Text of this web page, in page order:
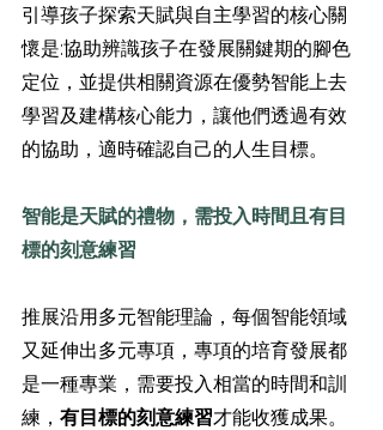
引導孩子探索天賦與自主學習的核心關
懷是:協助辨識孩子在發展關鍵期的腳色
定位，並提供相關資源在優勢智能上去
學習及建構核心能力，讓他們透過有效
的協助，適時確認自己的人生目標。
智能是天賦的禮物，需投入時間且有目
標的刻意練習
推展沿用多元智能理論，每個智能領域
又延伸出多元專項，專項的培育發展都
是一種專業，需要投入相當的時間和訓
練， 有目標的刻意練習才能收獲成果。